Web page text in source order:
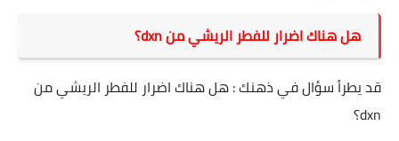
هل هناك اضرار للفطر الريشي من dxn؟
قد يطرأ سؤال في ذهنك : هل هناك اضرار للفطر الريشي من
dxn؟